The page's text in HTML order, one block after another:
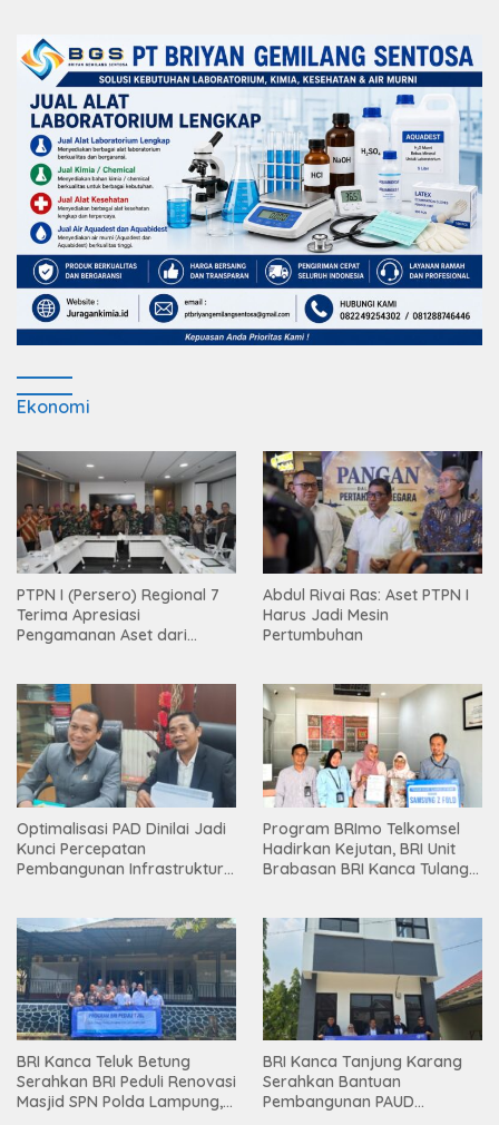
Ekonomi
PTPN I (Persero) Regional 7
Terima Apresiasi
Pengamanan Aset dari
Abdul Rivai Ras: Aset PTPN I
Harus Jadi Mesin
Pertumbuhan
Optimalisasi PAD Dinilai Jadi
Kunci Percepatan
Pembangunan Infrastruktur
Program BRImo Telkomsel
Hadirkan Kejutan, BRI Unit
Brabasan BRI Kanca Tulang
Mesuji
BRI Kanca Teluk Betung
Serahkan BRI Peduli Renovasi
Masjid SPN Polda Lampung,
BRI Kanca Tanjung Karang
Serahkan Bantuan
Pembangunan PAUD